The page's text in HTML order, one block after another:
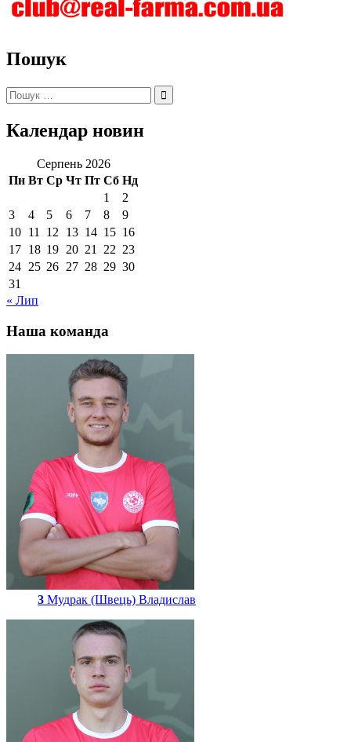
Пошук
Пошук:
Календар новин
Серпень 2026
Пн Вт Ср Чт Пт Сб Нд
1
2
3
4 5 6 7 8
9
10 11 12 13 14 15 16
17 18 19 20 21 22 23
24 25 26 27 28 29 30
31
« Лип
Наша команда
3 Мудрак (Швець) Владислав